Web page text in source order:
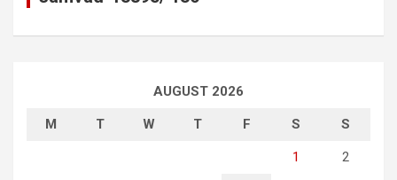
AUGUST 2026
M T W T F S S
1 2